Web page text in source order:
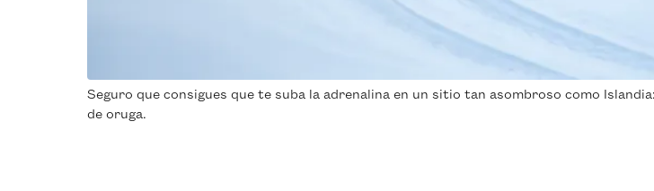
Seguro que consigues que te suba la adrenalina en un sitio tan asombroso como
de oruga.